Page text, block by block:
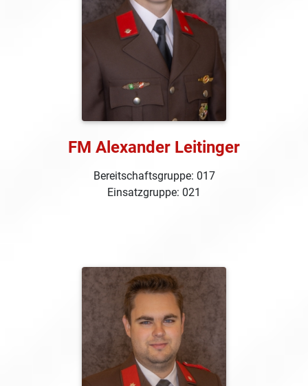
FM Alexander Leitinger
Bereitschaftsgruppe: 017
Einsatzgruppe: 021